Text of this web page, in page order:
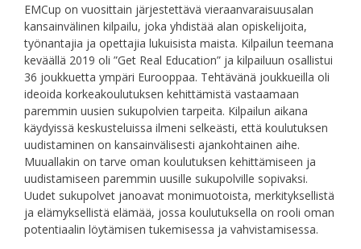
EMCup on vuosittain järjestettävä vieraanvaraisuusalan
kansainvälinen kilpailu, joka yhdistää alan opiskelijoita,
työnantajia ja opettajia lukuisista maista. Kilpailun teemana
keväällä 2019 oli ”Get Real Education” ja kilpailuun osallistui
36 joukkuetta ympäri Eurooppaa. Tehtävänä joukkueilla oli
ideoida korkeakoulutuksen kehittämistä vastaamaan
paremmin uusien sukupolvien tarpeita. Kilpailun aikana
käydyissä keskusteluissa ilmeni selkeästi, että koulutuksen
uudistaminen on kansainvälisesti ajankohtainen aihe.
Muuallakin on tarve oman koulutuksen kehittämiseen ja
uudistamiseen paremmin uusille sukupolville sopivaksi.
Uudet sukupolvet janoavat monimuotoista, merkityksellistä
ja elämyksellistä elämää, jossa koulutuksella on rooli oman
potentiaalin löytämisen tukemisessa ja vahvistamisessa.